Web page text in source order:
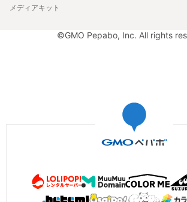
メディアキット
©GMO Pepabo, Inc. All rights